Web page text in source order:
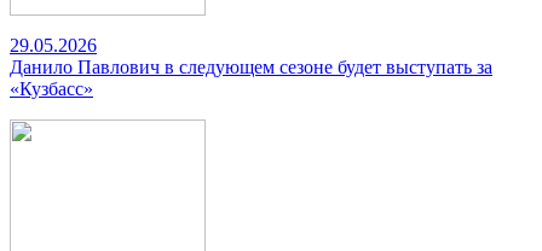
29.05.2026
Данило Павлович в следующем сезоне будет выступать за
«Кузбасс»